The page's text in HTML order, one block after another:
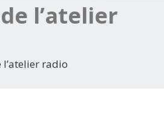
l’atelier
radio